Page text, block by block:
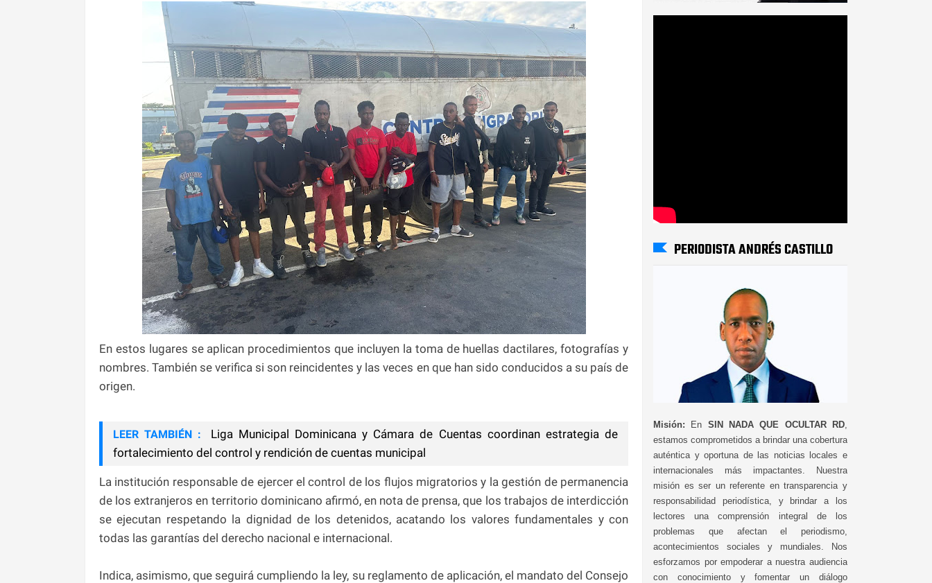
En estos lugares se aplican procedimientos que incluyen la toma de huellas dactilares, fotografías y
nombres. También se verifica si son reincidentes y las veces en que han sido conducidos a su país de
origen.
LEER TAMBIÉN :
Liga Municipal Dominicana y Cámara de Cuentas coordinan estrategia de
fortalecimiento del control y rendición de cuentas municipal
La institución responsable de ejercer el control de los flujos migratorios y la gestión de permanencia
de los extranjeros en territorio dominicano afirmó, en nota de prensa, que los trabajos de interdicción
se ejecutan respetando la dignidad de los detenidos, acatando los valores fundamentales y con
todas las garantías del derecho nacional e internacional.
Indica, asimismo, que seguirá cumpliendo la ley, su reglamento de aplicación, el mandato del Consejo
PERIODISTA ANDRÉS CASTILLO
Misión: En SIN NADA QUE OCULTAR RD
estamos comprometidos a brindar una cobertura
auténtica y oportuna de las noticias locales e
internacionales más impactantes. Nuestra
misión es ser un referente en transparencia y
responsabilidad periodística, y brindar a los
lectores una comprensión integral de los
problemas que afectan el periodismo,
acontecimientos sociales y mundiales. Nos
esforzamos por empoderar a nuestra audiencia
con conocimiento y fomentar un diálogo